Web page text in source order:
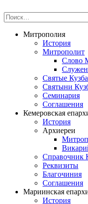
Митрополия
История
Митрополит
Слово
Святые
Святыни
Семинария
Соглашения
Кемеровская
История
Архиереи
Справочник
Реквизиты
Благочиния
Соглашения
Мариинская
История